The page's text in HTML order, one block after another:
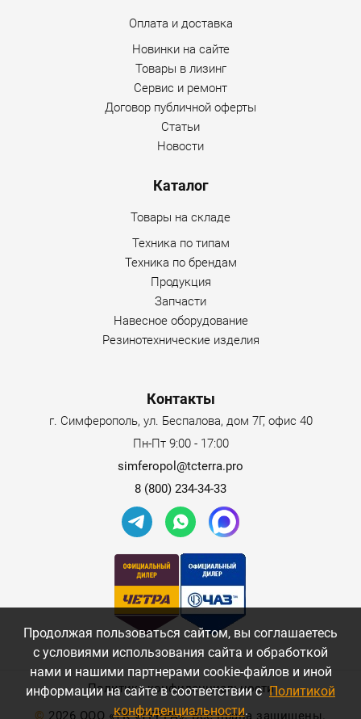
Оплата и доставка
Новинки на сайте
Товары в лизинг
Сервис и ремонт
Договор публичной оферты
Статьи
Новости
Каталог
Товары на складе
Техника по типам
Техника по брендам
Продукция
Запчасти
Навесное оборудование
Резинотехнические изделия
Контакты
г. Симферополь, ул. Беспалова, дом 7Г, офис 40
Пн-Пт 9:00 - 17:00
simferopol@tcterra.pro
8 (800) 234-34-33
© 2026 ООО «ТК «ТЕРРА». Все права защищены.
Политика конфиденциальности
Продолжая пользоваться сайтом, вы соглашаетесь
с условиями использования сайта и обработкой
нами и нашими партнерами cookie-файлов и иной
информации на сайте в соответствии с Политикой
конфиденциальности.